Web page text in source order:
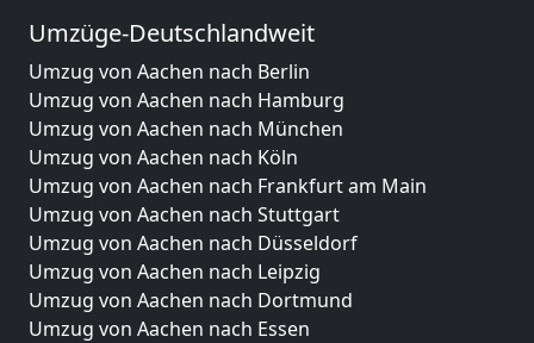
Umzüge-Deutschlandweit
Umzug von Aachen nach Berlin
Umzug von Aachen nach Hamburg
Umzug von Aachen nach München
Umzug von Aachen nach Köln
Umzug von Aachen nach Frankfurt am Main
Umzug von Aachen nach Stuttgart
Umzug von Aachen nach Düsseldorf
Umzug von Aachen nach Leipzig
Umzug von Aachen nach Dortmund
Umzug von Aachen nach Essen